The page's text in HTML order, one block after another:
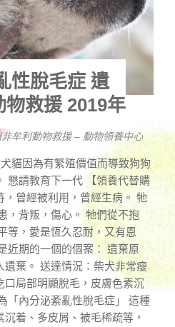
性脫毛症 遺
救援 2019年
牟利動物救援 – 動物領養中心
因為有繁殖價值而導致狗狗
懇請教育下一代 【領養代替購
，曾經被利用，曾經生病。 牠
，背叛，傷心。 牠們從不抱
等，愛是恆久忍耐，又有恩
近期的一個的個案： 遺棄原
遺棄。 送達情況：柴犬非常瘦
口局部明顯脫毛，皮膚色素沉
「內分泌紊亂性脫毛症」 這種
着、多皮屑、被毛稀疏等，